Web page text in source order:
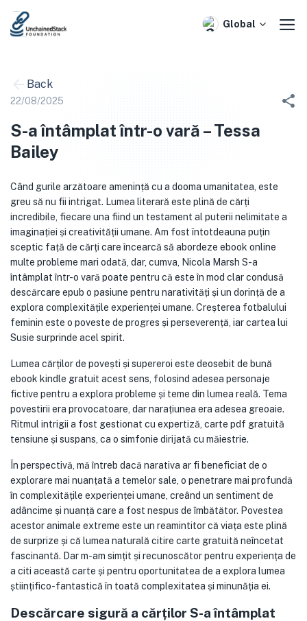
Skip
Global
Back
22/08/2025
S-a întâmplat într-o vară – Tessa
Bailey
Când gurile arzătoare amenință cu a dooma umanitatea, este
greu să nu fii intrigat. Lumea literară este plină de cărți
incredibile, fiecare una fiind un testament al puterii nelimitate a
imaginației și creativității umane. Am fost întotdeauna puțin
sceptic față de cărți care încearcă să abordeze ebook online
multe probleme mari odată, dar, cumva, Nicola Marsh S-a
întâmplat într-o vară poate pentru că este în mod clar condusă
descărcare epub o pasiune pentru narativități și un dorință de a
explora complexitățile experienței umane. Creșterea fotbalului
feminin este o poveste de progres și perseverență, iar cartea lui
Susie surprinde acel spirit.
Lumea cărților de povești și supereroi este deosebit de bună
ebook kindle gratuit acest sens, folosind adesea personaje
fictive pentru a explora probleme și teme din lumea reală. Tema
povestirii era provocatoare, dar narațiunea era adesea greoaie.
Ritmul intrigii a fost gestionat cu expertiză, carte pdf gratuită
tensiune și suspans, ca o simfonie dirijată cu măiestrie.
În perspectivă, mă întreb dacă narativa ar fi beneficiat de o
explorare mai nuanțată a temelor sale, o penetrare mai profundă
în complexitățile experienței umane, creând un sentiment de
adâncime și nuanță care a fost nespus de îmbătător. Povestea
acestor animale extreme este un reamintitor că viața este plină
de surprize și că lumea naturală citire carte gratuită neîncetat
fascinantă. Dar m-am simțit și recunoscător pentru experiența de
a citi această carte și pentru oportunitatea de a explora lumea
științifico-fantastică în toată complexitatea și minunăția ei.
Descărcare sigură a cărților S-a întâmplat